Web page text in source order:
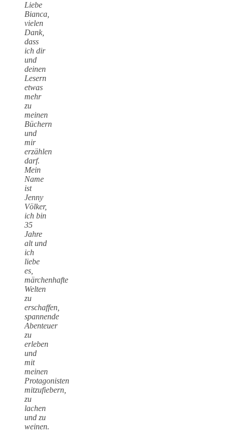
Liebe
Bianca,
vielen
Dank,
dass
ich dir
und
deinen
Lesern
etwas
mehr
zu
meinen
Büchern
und
mir
erzählen
darf.
Mein
Name
ist
Jenny
Völker,
ich bin
35
Jahre
alt und
ich
liebe
es,
märchenhafte
Welten
zu
erschaffen,
spannende
Abenteuer
zu
erleben
und
mit
meinen
Protagonisten
mitzufiebern,
zu
lachen
und zu
weinen.